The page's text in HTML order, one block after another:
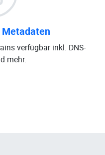
verfügbar inkl. DNS-
mehr.